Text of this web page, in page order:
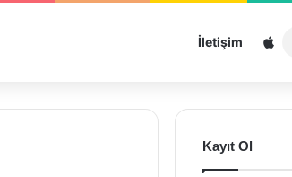
İletişim
Kayıt Ol